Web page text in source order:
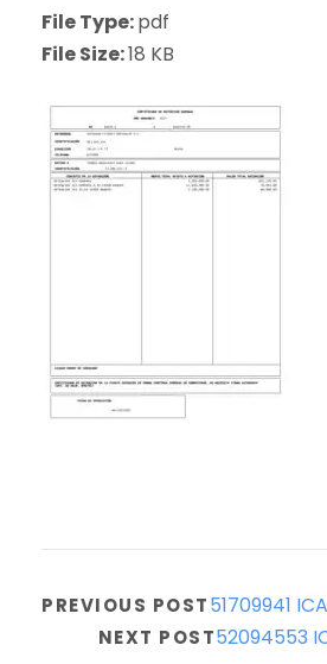
File Type:pdf
File Size:18 KB
PREVIOUS POST51709941
NEXT POST52094553